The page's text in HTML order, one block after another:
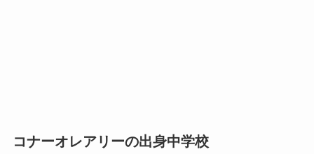
コナーオレアリーの出身中学校